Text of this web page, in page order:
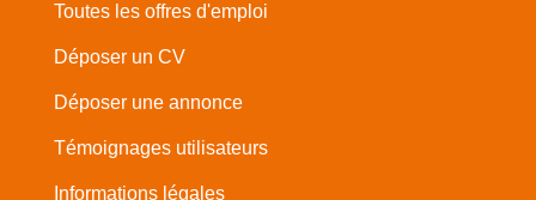
Toutes les offres d'emploi
Déposer un CV
Déposer une annonce
Témoignages utilisateurs
Informations légales